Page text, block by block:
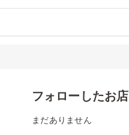
フォローしたお店
まだありません